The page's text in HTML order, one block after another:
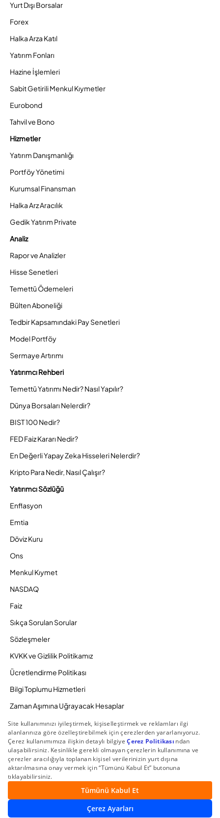
Yurt Dışı Borsalar
Forex
Halka Arza Katıl
Yatırım Fonları
Hazine İşlemleri
Sabit Getirili Menkul Kıymetler
Eurobond
Tahvil ve Bono
Hizmetler
Yatırım Danışmanlığı
Portföy Yönetimi
Kurumsal Finansman
Halka Arz Aracılık
Gedik Yatırım Private
Analiz
Rapor ve Analizler
Hisse Senetleri
Temettü Ödemeleri
Bülten Aboneliği
Tedbir Kapsamındaki Pay Senetleri
Model Portföy
Sermaye Artırımı
Yatırımcı Rehberi
Temettü Yatırımı Nedir? Nasıl Yapılır?
Dünya Borsaları Nelerdir?
BIST 100 Nedir?
FED Faiz Kararı Nedir?
En Değerli Yapay Zeka Hisseleri Nelerdir?
Kripto Para Nedir, Nasıl Çalışır?
Yatırımcı Sözlüğü
Enflasyon
Emtia
Döviz Kuru
Ons
Menkul Kıymet
NASDAQ
Faiz
Sıkça Sorulan Sorular
Sözleşmeler
KVKK ve Gizlilik Politikamız
Ücretlendirme Politikası
Bilgi Toplumu Hizmetleri
Zaman Aşımına Uğrayacak Hesaplar
Duyurular ve Kampanyalar
© 2026 Gedik Yatırım Menkul Değerler AŞ. Tüm Hakları